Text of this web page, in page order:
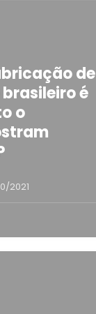
de
é
o
2021